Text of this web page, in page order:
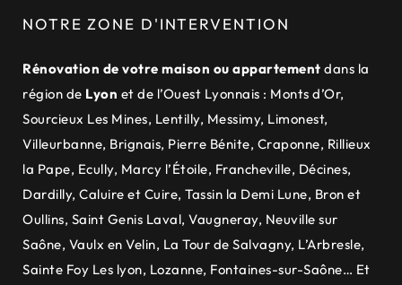
NOTRE ZONE D'INTERVENTION
Rénovation de votre maison ou appartement dans la
région de Lyon et de l’Ouest Lyonnais : Monts d’Or,
Sourcieux Les Mines, Lentilly, Messimy, Limonest,
Villeurbanne, Brignais, Pierre Bénite, Craponne, Rillieux
la Pape, Ecully, Marcy l’Étoile, Francheville, Décines,
Dardilly, Caluire et Cuire, Tassin la Demi Lune, Bron et
Oullins, Saint Genis Laval, Vaugneray, Neuville sur
Saône, Vaulx en Velin, La Tour de Salvagny, L’Arbresle,
Sainte Foy Les lyon, Lozanne, Fontaines-sur-Saône… Et